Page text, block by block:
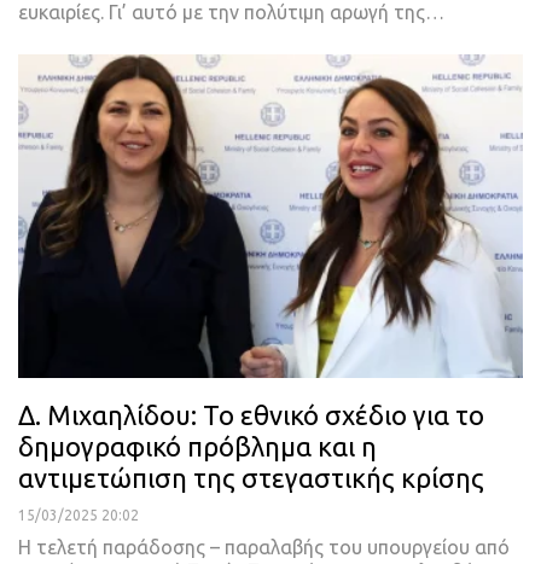
ευκαιρίες. Γι’ αυτό με την πολύτιμη αρωγή της…
Δ. Μιχαηλίδου: Το εθνικό σχέδιο για το
δημογραφικό πρόβλημα και η
αντιμετώπιση της στεγαστικής κρίσης
15/03/2025 20:02
Η τελετή παράδοσης – παραλαβής του υπουργείου από